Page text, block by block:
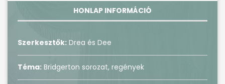
HONLAP INFORMÁCIÓ
Szerkesztők: Drea és Dee
Téma: Bridgerton sorozat, regények